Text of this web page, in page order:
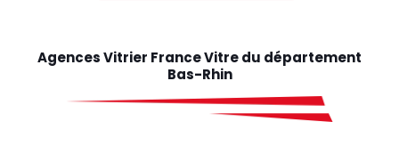
Agences Vitrier France Vitre du département
Bas-Rhin